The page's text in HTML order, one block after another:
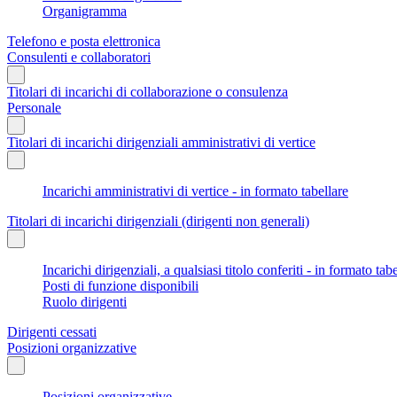
Organigramma
Telefono e posta elettronica
Consulenti e collaboratori
Titolari di incarichi di collaborazione o consulenza
Personale
Titolari di incarichi dirigenziali amministrativi di vertice
Incarichi amministrativi di vertice - in formato tabellare
Titolari di incarichi dirigenziali (dirigenti non generali)
Incarichi dirigenziali, a qualsiasi titolo conferiti - in formato
Posti di funzione disponibili
Ruolo dirigenti
Dirigenti cessati
Posizioni organizzative